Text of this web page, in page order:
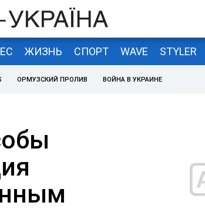
ЖИЗНЬ СПОРТ WAVE STYLER
ОРМУЗСКИЙ ПРОЛИВ ВОЙНА В УКРАИНЕ